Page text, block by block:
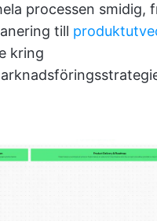
processen smidig,
till
kring